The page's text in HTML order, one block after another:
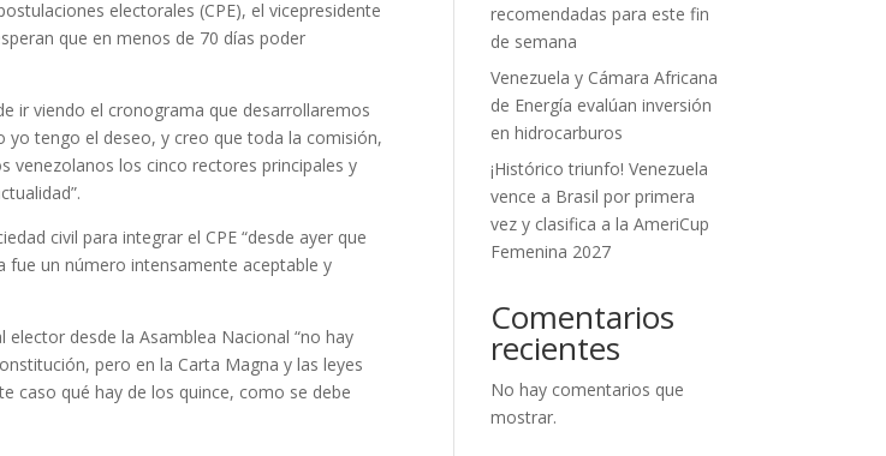
electorales (CPE), el vicepresidente
que en menos de 70 días poder
ir viendo el cronograma que desarrollaremos
tengo el deseo, y creo que toda la comisión,
venezolanos los cinco rectores principales y
civil para integrar el CPE “desde ayer que
fue un número intensamente aceptable y
desde la Asamblea Nacional “no hay
pero en la Carta Magna y las leyes
caso qué hay de los quince, como se debe
recomendadas para este fin
de semana
Venezuela y Cámara Africana
de Energía evalúan inversión
en hidrocarburos
¡Histórico triunfo! Venezuela
vence a Brasil por primera
vez y clasifica a la AmeriCup
Femenina 2027
Comentarios
recientes
No hay comentarios que
mostrar.